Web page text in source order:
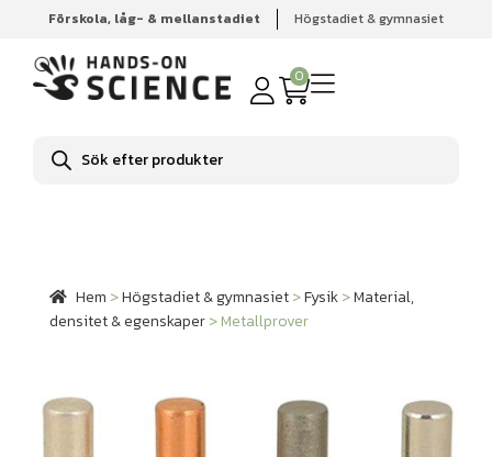
Förskola, låg- & mellanstadiet Högstadiet & gymnasiet
0
Produktsökning
Hem Högstadiet & gymnasiet Fysik
Material, densitet
& egenskaper
Metallprover
Hem >Högstadiet & gymnasiet>Fysik>Material,
densitet & egenskaper>Metallprover